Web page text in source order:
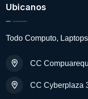
Ubicanos
Todo Computo,
CC
CC Cyberplaza